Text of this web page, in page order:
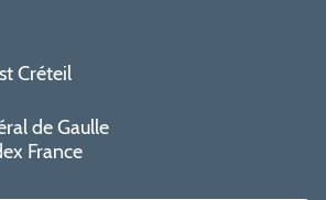
Créteil
de Gaulle
France